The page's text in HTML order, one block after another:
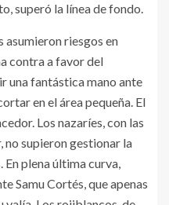
superó la línea de fondo.
asumieron riesgos en
contra a favor del
una fantástica mano ante
en el área pequeña. El
Los nazaríes, con las
no supieron gestionar la
plena última curva,
Samu Cortés, que apenas